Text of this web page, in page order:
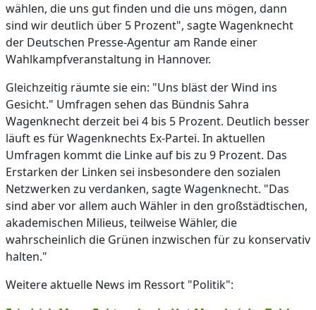
wählen, die uns gut finden und die uns mögen, dann
sind wir deutlich über 5 Prozent", sagte Wagenknecht
der Deutschen Presse-Agentur am Rande einer
Wahlkampfveranstaltung in Hannover.
Gleichzeitig räumte sie ein: "Uns bläst der Wind ins
Gesicht." Umfragen sehen das Bündnis Sahra
Wagenknecht derzeit bei 4 bis 5 Prozent. Deutlich besser
läuft es für Wagenknechts Ex-Partei. In aktuellen
Umfragen kommt die Linke auf bis zu 9 Prozent. Das
Erstarken der Linken sei insbesondere den sozialen
Netzwerken zu verdanken, sagte Wagenknecht. "Das
sind aber vor allem auch Wähler in den großstädtischen,
akademischen Milieus, teilweise Wähler, die
wahrscheinlich die Grünen inzwischen für zu konservativ
halten."
Weitere aktuelle News im Ressort "Politik":